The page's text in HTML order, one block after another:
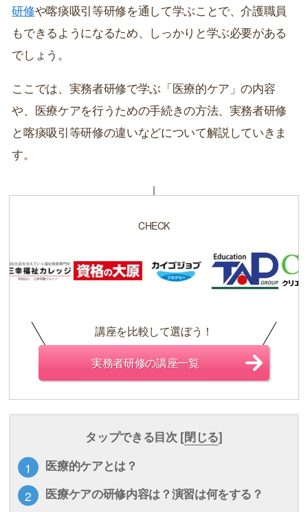
研修や喀痰吸引等研修を通して学ぶことで、介護職員
もできるようになるため、しっかりと学ぶ必要がある
でしょう。
ここでは、実務者研修で学ぶ「医療的ケア」の内容
や、医療ケアを行うための手続きの方法、実務者研修
と喀痰吸引等研修の違いなどについて解説していきま
す。
CHECK
講座を比較して選ぼう！
実務者研修の講座一覧
タップできる目次 [閉じる]
医療的ケアとは？
医療ケアの研修内容は？演習は何をする？